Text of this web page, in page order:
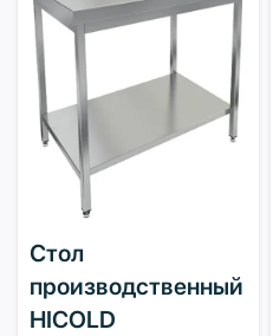
Стол
производственный
HICOLD